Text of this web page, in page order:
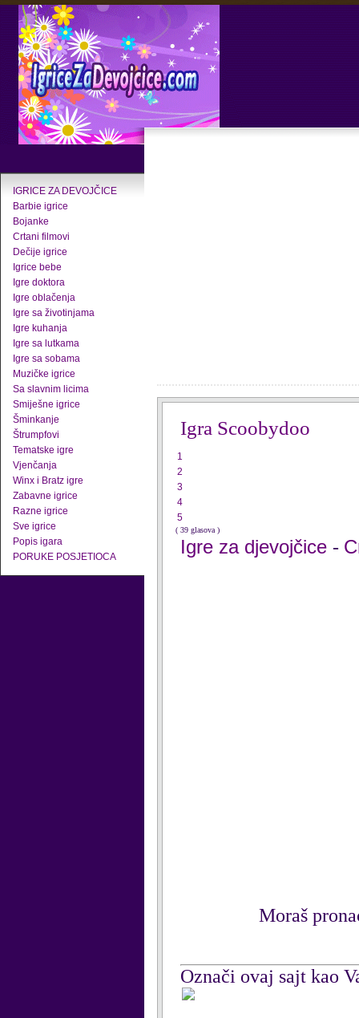
IGRICE ZA DEVOJČICE
Barbie igrice
Bojanke
Crtani filmovi
Dečije igrice
Igrice bebe
Igre doktora
Igre oblačenja
Igre sa životinjama
Igre kuhanja
Igre sa lutkama
Igre sa sobama
Muzičke igrice
Sa slavnim licima
Smiješne igrice
Šminkanje
Štrumpfovi
Tematske igre
Vjenčanja
Winx i Bratz igre
Zabavne igrice
Razne igrice
Sve igrice
Popis igara
PORUKE POSJETIOCA
Igra Scoobydoo
1
2
3
4
5
( 39 glasova )
Igre za djevojčice -
Moraš
Označi ovaj sajt kao